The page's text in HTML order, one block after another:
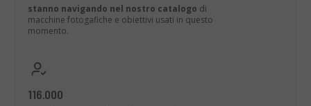
stanno navigando nel nostro catalogo di
macchine fotogafiche e obiettivi usati in questo
momento.
116.000